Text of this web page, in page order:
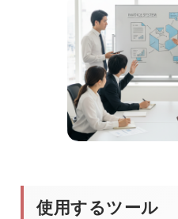
使用するツール